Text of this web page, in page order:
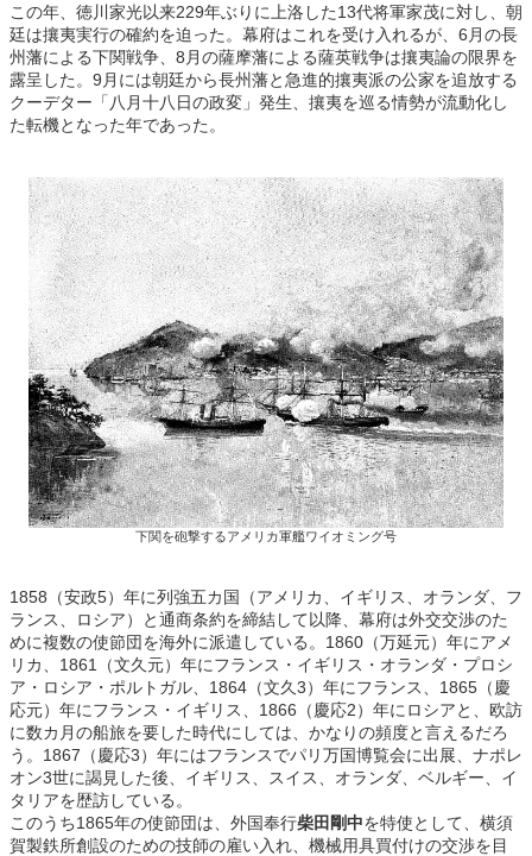
この年、徳川家光以来229年ぶりに上洛した13代将軍家茂に対し、朝
廷は攘夷実行の確約を迫った。幕府はこれを受け入れるが、6月の長
州藩による下関戦争、8月の薩摩藩による薩英戦争は攘夷論の限界を
露呈した。9月には朝廷から長州藩と急進的攘夷派の公家を追放する
クーデター「八月十八日の政変」発生、攘夷を巡る情勢が流動化し
た転機となった年であった。
下関を砲撃するアメリカ軍艦ワイオミング号
1858（安政5）年に列強五カ国（アメリカ、イギリス、オランダ、フ
ランス、ロシア）と通商条約を締結して以降、幕府は外交交渉のた
めに複数の使節団を海外に派遣している。1860（万延元）年にアメ
リカ、1861（文久元）年にフランス・イギリス・オランダ・プロシ
ア・ロシア・ポルトガル、1864（文久3）年にフランス、1865（慶
応元）年にフランス・イギリス、1866（慶応2）年にロシアと、欧訪
に数カ月の船旅を要した時代にしては、かなりの頻度と言えるだろ
う。1867（慶応3）年にはフランスでパリ万国博覧会に出展、ナポレ
オン3世に謁見した後、イギリス、スイス、オランダ、ベルギー、イ
タリアを歴訪している。
このうち1865年の使節団は、外国奉行柴田剛中を特使として、横須
賀製鉄所創設のための技師の雇い入れ、機械用具買付けの交渉を目